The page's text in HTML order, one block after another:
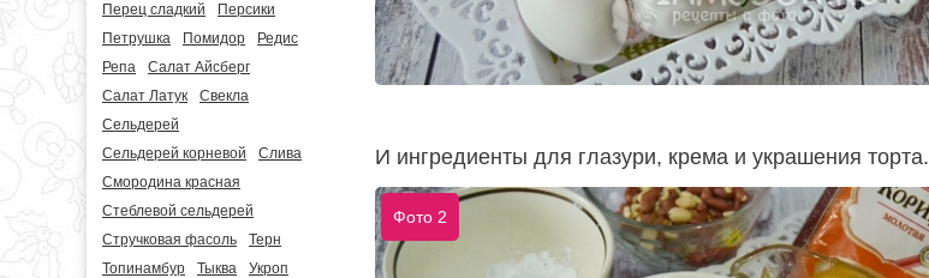
Перец сладкий
Персики
Петрушка
Помидор
Редис
Репа
Салат Айсберг
Салат Латук
Свекла
Сельдерей
Сельдерей корневой
Слива
Смородина красная
Стеблевой сельдерей
Стручковая фасоль
Терн
Топинамбур
Тыква
Укроп
И ингредиенты для глазури, крема и украшения торта.
Фото 2